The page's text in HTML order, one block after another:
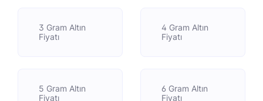
3 Gram Altın
Fiyatı
4 Gram Altın
Fiyatı
5 Gram Altın
Fiyatı
6 Gram Altın
Fiyatı